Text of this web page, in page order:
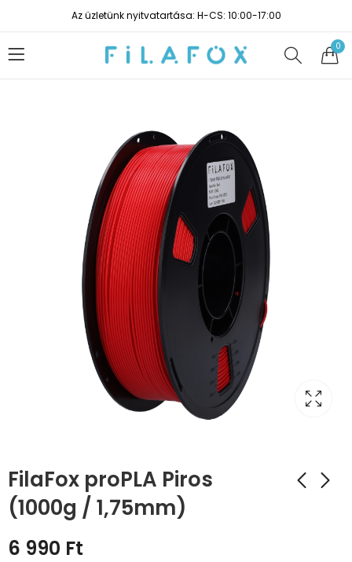
Az üzletünk nyitvatartása: H-CS: 10:00-17:00
0
FilaFox proPLA Piros
(1000g / 1,75mm)
6 990 Ft